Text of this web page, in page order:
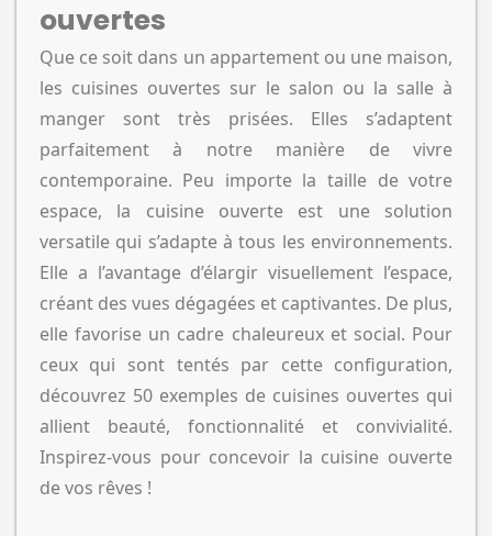
ouvertes
Que ce soit dans un appartement ou une maison,
les cuisines ouvertes sur le salon ou la salle à
manger sont très prisées. Elles s’adaptent
parfaitement à notre manière de vivre
contemporaine. Peu importe la taille de votre
espace, la cuisine ouverte est une solution
versatile qui s’adapte à tous les environnements.
Elle a l’avantage d’élargir visuellement l’espace,
créant des vues dégagées et captivantes. De plus,
elle favorise un cadre chaleureux et social. Pour
ceux qui sont tentés par cette configuration,
découvrez 50 exemples de cuisines ouvertes qui
allient beauté, fonctionnalité et convivialité.
Inspirez-vous pour concevoir la cuisine ouverte
de vos rêves !